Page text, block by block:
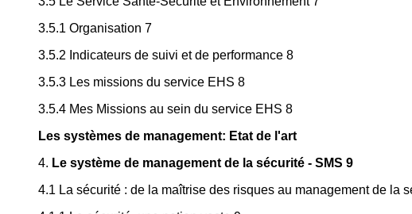
3.5.1 Organisation 7
3.5.2 Indicateurs de suivi et de performance 8
3.5.3 Les missions du service EHS 8
3.5.4 Mes Missions au sein du service EHS 8
Les systèmes de management: Etat de l'art
4. Le système de management de la sécurité - SMS 9
4.1 La sécurité : de la maîtrise des risques au management de la